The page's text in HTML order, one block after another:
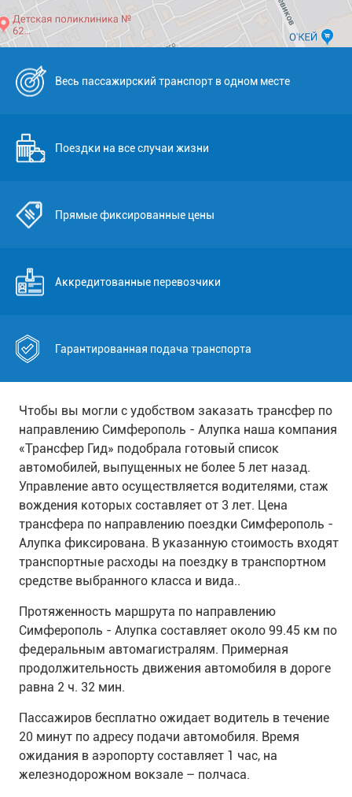
Весь пассажирский транспорт в одном месте
Поездки на все случаи жизни
Прямые фиксированные цены
Аккредитованные перевозчики
Гарантированная подача транспорта
Чтобы вы могли с удобством заказать трансфер по
направлению Симферополь - Алупка наша компания
«Трансфер Гид» подобрала готовый список
автомобилей, выпущенных не более 5 лет назад.
Управление авто осуществляется водителями, стаж
вождения которых составляет от 3 лет. Цена
трансфера по направлению поездки Симферополь -
Алупка фиксирована. В указанную стоимость входят
транспортные расходы на поездку в транспортном
средстве выбранного класса и вида..
Протяженность маршрута по направлению
Симферополь - Алупка составляет около 99.45 км по
федеральным автомагистралям. Примерная
продолжительность движения автомобиля в дороге
равна 2 ч. 32 мин.
Пассажиров бесплатно ожидает водитель в течение
20 минут по адресу подачи автомобиля. Время
ожидания в аэропорту составляет 1 час, на
железнодорожном вокзале – полчаса.